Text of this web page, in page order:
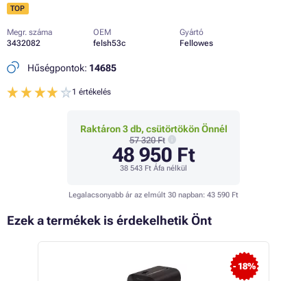
TOP
Megr. száma
3432082
OEM
felsh53c
Gyártó
Fellowes
Hűségpontok: 14685
1 értékelés
Raktáron 3 db, csütörtökön Önnél
57 320 Ft
48 950 Ft
38 543 Ft Áfa nélkül
Legalacsonyabb ár az elmúlt 30 napban: 43 590 Ft
Ezek a termékek is érdekelhetik Önt
- 18%